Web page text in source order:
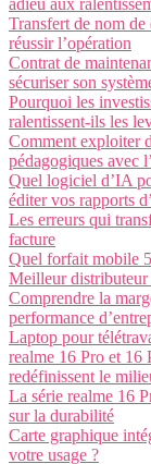
adieu aux
Transfert de nom
réussir l’opération
Contrat de
sécuriser son
Pourquoi les
ralentissent-ils les
Comment exploiter
pédagogiques avec
Quel logiciel d’IA
éditer vos rapports
Les erreurs qui
facture
Quel forfait mobile
Meilleur distributeur
Comprendre la
performance
Laptop pour
realme 16 Pro et 16
redéfinissent le
La série realme 16
sur la durabilité
Carte graphique
votre usage ?